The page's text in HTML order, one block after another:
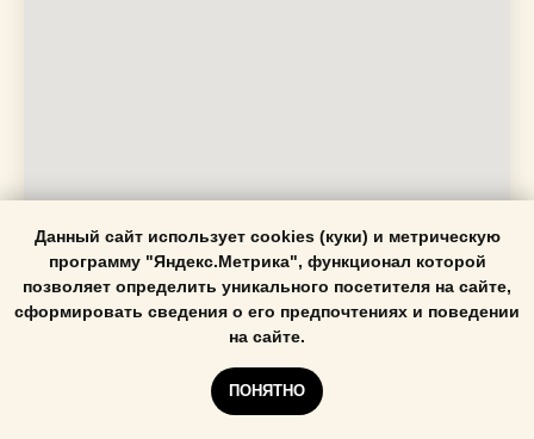
Данный сайт использует cookies (куки) и метрическую
программу "Яндекс.Метрика", функционал которой
позволяет определить уникального посетителя на сайте,
сформировать сведения о его предпочтениях и поведении
на сайте.
ПОНЯТНО
Заказать машинную
вышивку